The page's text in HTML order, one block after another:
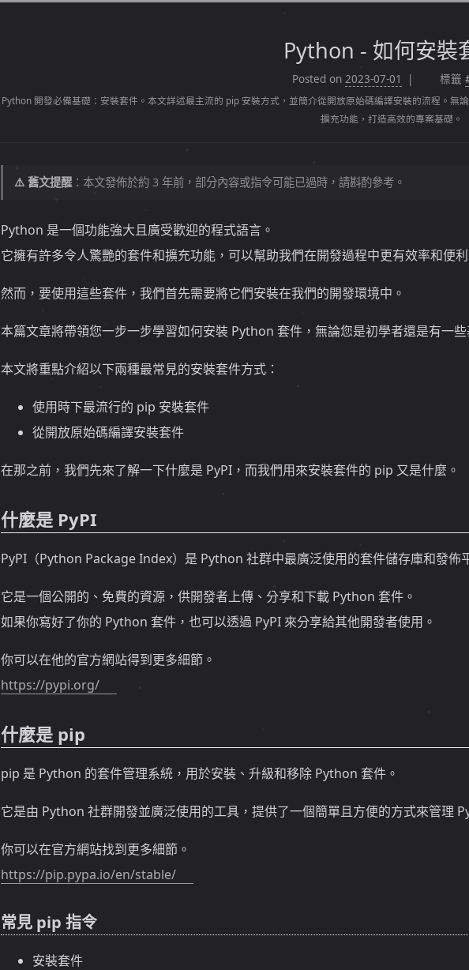
Python - 如何安裝
Posted on 2023-07-01 標籤
Python 開發必備基礎：安裝套件。本文詳述最主流的 pip 安裝方式，並簡介從開放原始碼編譯安裝的流程。
擴充功能，打造高效的專案基礎。
⚠️ 舊文提醒：本文發佈於約 3 年前，部分內容或指令可能已過時，請斟酌參考。
Python 是一個功能強大且廣受歡迎的程式語言。
它擁有許多令人驚艷的套件和擴充功能，可以幫助我們在開發過程中更有效率和便
然而，要使用這些套件，我們首先需要將它們安裝在我們的開發環境中。
本篇文章將帶領您一步一步學習如何安裝 Python 套件，無論您是初學者還是有一
本文將重點介紹以下兩種最常見的安裝套件方式：
使用時下最流行的 pip 安裝套件
從開放原始碼編譯安裝套件
在那之前，我們先來了解一下什麼是 PyPI，而我們用來安裝套件的 pip 又是什麼。
什麼是 PyPI
PyPI（Python Package Index）是 Python 社群中最廣泛使用的套件儲存庫和發佈
它是一個公開的、免費的資源，供開發者上傳、分享和下載 Python 套件。
如果你寫好了你的 Python 套件，也可以透過 PyPI 來分享給其他開發者使用。
你可以在他的官方網站得到更多細節。
https://pypi.org/
什麼是 pip
pip 是 Python 的套件管理系統，用於安裝、升級和移除 Python 套件。
它是由 Python 社群開發並廣泛使用的工具，提供了一個簡單且方便的方式來管理
你可以在官方網站找到更多細節。
https://pip.pypa.io/en/stable/
常見 pip 指令
安裝套件